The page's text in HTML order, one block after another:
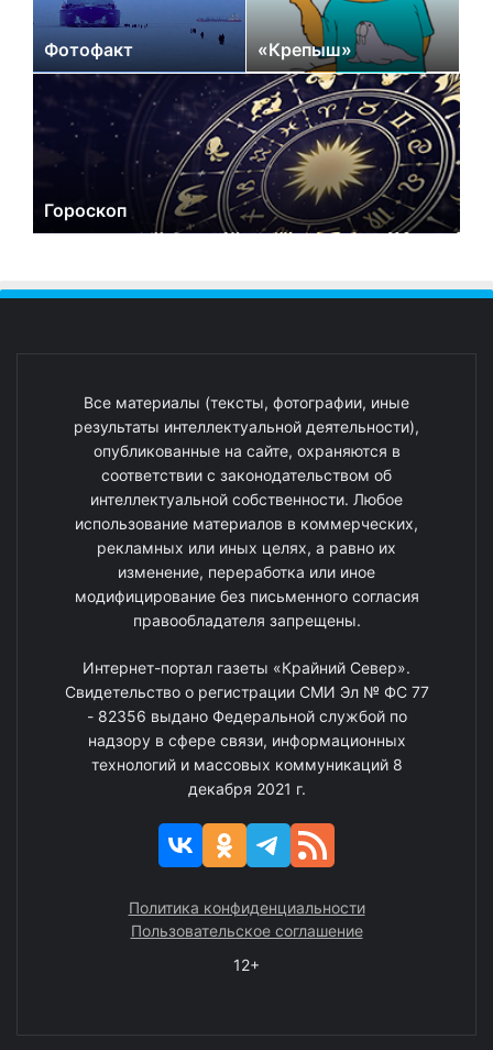
Фотофакт «Крепыш»
Гороскоп
Все материалы (тексты, фотографии, иные
результаты интеллектуальной деятельности),
опубликованные на сайте, охраняются в
соответствии с законодательством об
интеллектуальной собственности. Любое
использование материалов в коммерческих,
рекламных или иных целях, а равно их
изменение, переработка или иное
модифицирование без письменного согласия
правообладателя запрещены.
Интернет-портал газеты «Крайний Север».
Свидетельство о регистрации СМИ Эл № ФС 77
- 82356 выдано Федеральной службой по
надзору в сфере связи, информационных
технологий и массовых коммуникаций 8
декабря 2021 г.
Политика конфиденциальности
Пользовательское соглашение
12+